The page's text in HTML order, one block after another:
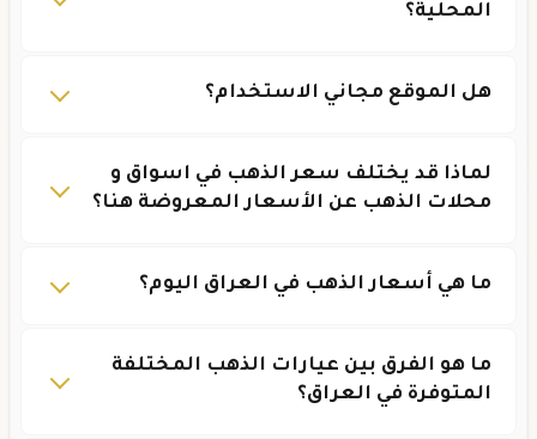
المحلية؟
هل الموقع مجاني الاستخدام؟
لماذا قد يختلف سعر الذهب في اسواق و
محلات الذهب عن الأسعار المعروضة هنا؟
ما هي أسعار الذهب في العراق اليوم؟
ما هو الفرق بين عيارات الذهب المختلفة
المتوفرة في العراق؟